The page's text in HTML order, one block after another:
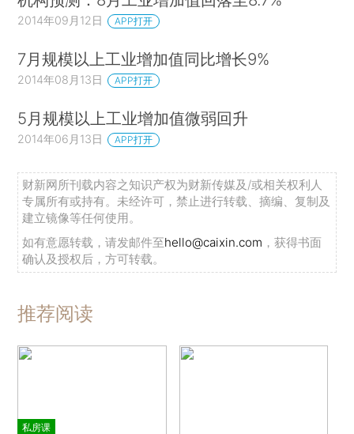
2014年09月12日 APP打开
7月规模以上工业增加值同比增长9%
2014年08月13日 APP打开
5月规模以上工业增加值微弱回升
2014年06月13日 APP打开
财新网所刊载内容之知识产权为财新传媒及/或相关权利人
专属所有或持有。未经许可，禁止进行转载、摘编、复制及
建立镜像等任何使用。
如有意愿转载，请发邮件至hello@caixin.com ，获得书面
确认及授权后，方可转载。
推荐阅读
私房课